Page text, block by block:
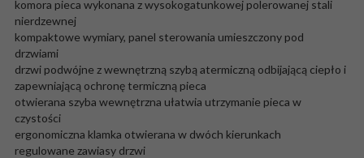
komora pieca wykonana z wysokogatunkowej polerowanej stali
nierdzewnej
kompaktowe wymiary, panel sterowania umieszczony pod
drzwiami
drzwi podwójne z wewnętrzną szybą atermiczną odbijającą ciepło i
zapewniającą ochronę termiczną pieca
otwierana szyba wewnętrzna ułatwia utrzymanie pieca w
czystości
ergonomiczna klamka otwierana w dwóch kierunkach
regulowane zawiasy drzwi